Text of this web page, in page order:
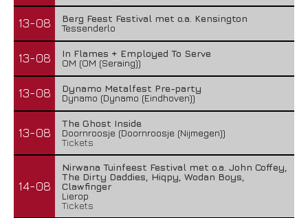
13-08
Berg Feest Festival met o.a. Kensington
Tessenderlo
13-08
In Flames + Employed To Serve
OM (OM (Seraing))
13-08
Dynamo Metalfest Pre-party
Dynamo (Dynamo (Eindhoven))
13-08
The Ghost Inside
Doornroosje (Doornroosje (Nijmegen))
Tickets
14-08
Nirwana Tuinfeest Festival met o.a. John Coffey,
The Dirty Daddies, Hiqpy, Wodan Boys,
Clawfinger
Lierop
Tickets